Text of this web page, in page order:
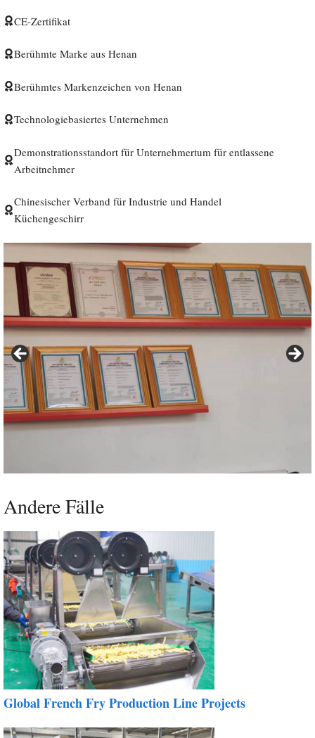
CE-Zertifikat
Berühmte Marke aus Henan
Berühmtes Markenzeichen von Henan
Technologiebasiertes Unternehmen
Demonstrationsstandort für Unternehmertum für entlassene
Arbeitnehmer
Chinesischer Verband für Industrie und Handel
Küchengeschirr
Andere Fälle
Global French Fry Production Line Projects